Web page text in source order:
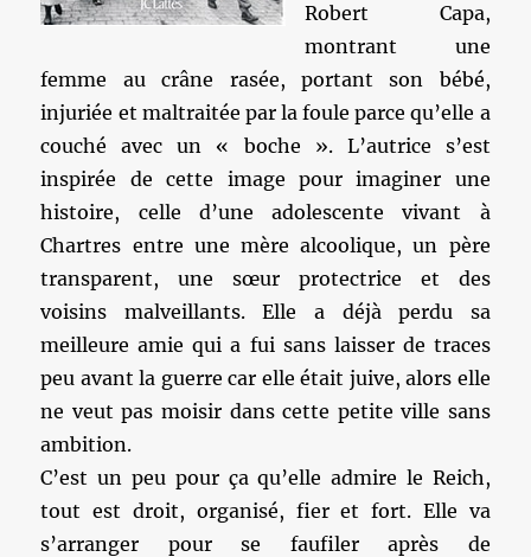
Robert Capa,
montrant une
femme au crâne rasée, portant son bébé,
injuriée et maltraitée par la foule parce qu’elle a
couché avec un « boche ». L’autrice s’est
inspirée de cette image pour imaginer une
histoire, celle d’une adolescente vivant à
Chartres entre une mère alcoolique, un père
transparent, une sœur protectrice et des
voisins malveillants. Elle a déjà perdu sa
meilleure amie qui a fui sans laisser de traces
peu avant la guerre car elle était juive, alors elle
ne veut pas moisir dans cette petite ville sans
ambition.
C’est un peu pour ça qu’elle admire le Reich,
tout est droit, organisé, fier et fort. Elle va
s’arranger pour se faufiler après de